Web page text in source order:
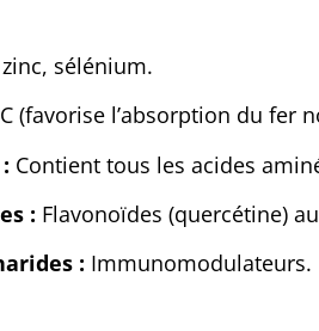
zinc, sélénium.
(favorise l’absorption du fer
Contient tous les acides
: Flavonoïdes (quercétine)
: Immunomodulateurs.